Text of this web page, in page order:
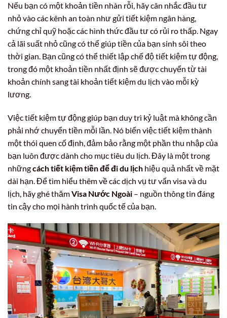
Nếu bạn có một khoản tiền nhàn rỗi, hãy cân nhắc đầu tư
nhỏ vào các kênh an toàn như gửi tiết kiệm ngân hàng,
chứng chỉ quỹ hoặc các hình thức đầu tư có rủi ro thấp. Ngay
cả lãi suất nhỏ cũng có thể giúp tiền của bạn sinh sôi theo
thời gian. Bạn cũng có thể thiết lập chế độ tiết kiệm tự động,
trong đó một khoản tiền nhất định sẽ được chuyển từ tài
khoản chính sang tài khoản tiết kiệm du lịch vào mỗi kỳ
lương.
Việc tiết kiệm tự động giúp bạn duy trì kỷ luật mà không cần
phải nhớ chuyển tiền mỗi lần. Nó biến việc tiết kiệm thành
một thói quen cố định, đảm bảo rằng một phần thu nhập của
bạn luôn được dành cho mục tiêu du lịch. Đây là một trong
nhữngcách tiết kiệm tiền để đi du lịch hiệu quả nhất về mặt
dài hạn. Để tìm hiểu thêm về các dịch vụ tư vấn visa và du
lịch, hãy ghé thămVisa Nước Ngoài – nguồn thông tin đáng
tin cậy cho mọi hành trình quốc tế của bạn.